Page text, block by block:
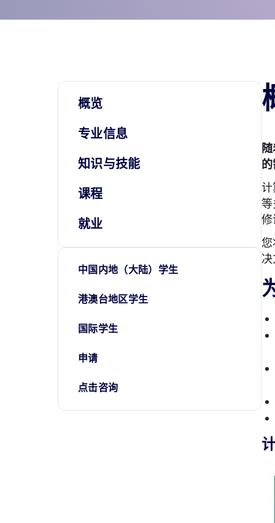
概览
专业信息
知识与技能
课程
就业
中国内地（大陆）学生
港澳台地区学生
国际学生
申请
点击咨询
计
等
修
您